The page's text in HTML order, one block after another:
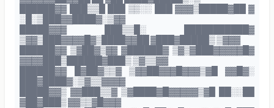
██████▓▓ ███▒▒█ ███ ▒▒░░ ███ ▓▓▓▒█████▓██ ▓
░█░▒███▓▓████▓░▒▓▓
█████▓▓▓ ███▒▒█░ ███████████▓
▒▓▓▒███▓▓▓▓█▓▒████▓▓██ ▓███▓█████▒ ▒▓▓▓
██████▓▓ ▒▓██▓▒▓▓ ▓██████▓ ▒▓▒▓███▓▓▓▓▓█▓
▓▓▓▓███▒██████▓███▒ ▒▓▒▒▓▓
██████▓▓ █▓██▓▒▒▓ ▒▓▓██▓▓▓█▓▓▓▒▓█ ▓▓█▓░
███▓████▓░▒▓▒▒▓▓▓▓
█████▓▓▒ ▓▓███▒▒▓ ▒▓████▓█▓▓▓▓▓▒▓█ ██░░██
▓██▓███▒ ▓▓▒▒▓█▓▓▓